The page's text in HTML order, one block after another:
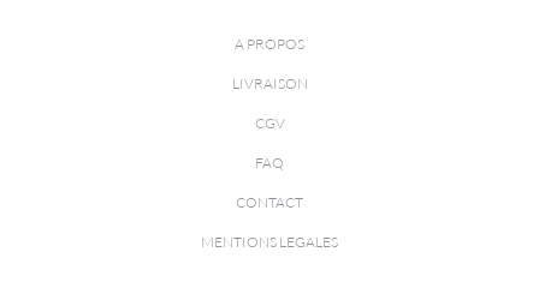
A PROPOS
LIVRAISON
CGV
FAQ
CONTACT
MENTIONS LEGALES